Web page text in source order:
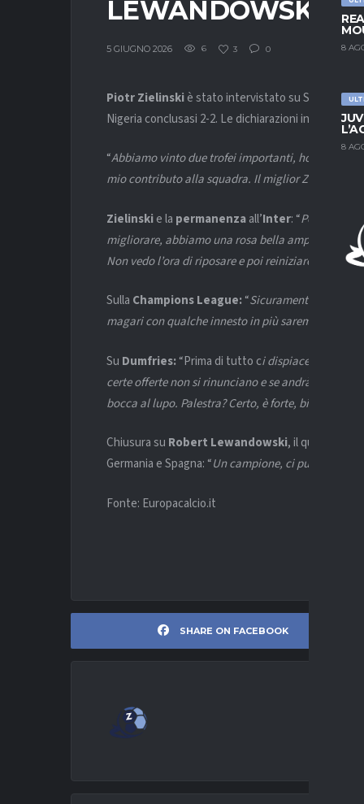
8
8
LEWANDOWSKI…”
5 GIUGNO 2026 6 3 0
Piotr Zielinskiè stato intervistato su
Nigeria conclusasi 2-2. Le dichiarazioni in chiave
“Abbiamo vinto due trofei importanti, ho giocato
mio contributo alla squadra. Il miglior Zielinski al
Zielinskie la permanenzaall’Inter: “Penso di sì,
migliorare, abbiamo una rosa bella ampia poi chi
Non vedo l’ora di riposare e poi reiniziare il ritiro“.
Sulla Champions League:“Sicuramente
magari con qualche innesto in più saremo ancora
Su Dumfries:“Prima di tutto ci dispiacerà
certe offerte non si rinunciano e se andrà al Real
bocca al lupo. Palestra? Certo, è forte, bisogna
Chiusura su Robert Lewandowski, il quasi
Germania e Spagna: “Un campione, ci può stare
Fonte: Europacalcio.it
SHARE ON FACEBOOK